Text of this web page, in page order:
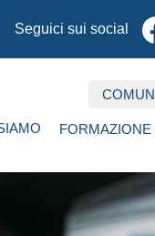
Seguici sui social
FORMAZIONE